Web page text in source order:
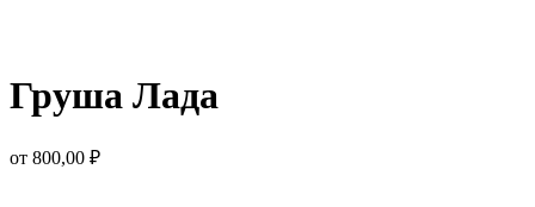
Груша Лада
от 800,00 ₽